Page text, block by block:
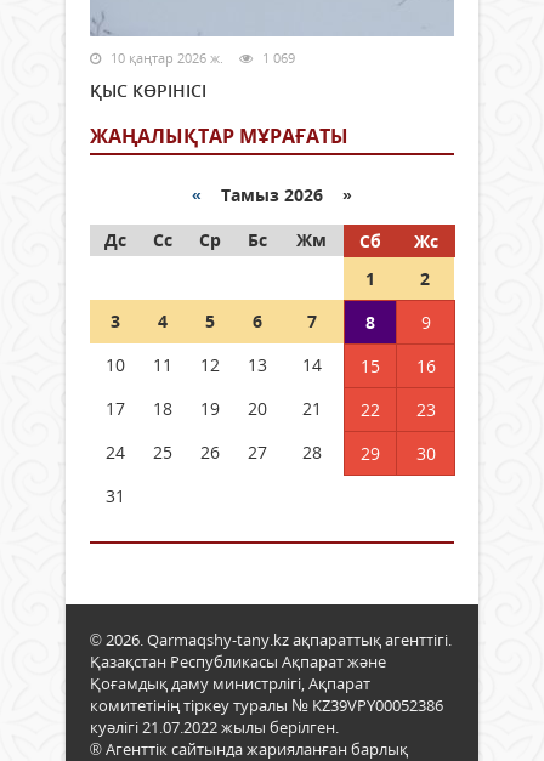
10 қаңтар 2026 ж. 1 069
ҚЫС КӨРІНІСІ
ЖАҢАЛЫҚТАР МҰРАҒАТЫ
« Тамыз 2026 »
Дс
Сс Ср Бс Жм Сб
Жс
1
2
3
4 5 6 7 8
9
10
11 12 13 14 15
16
17
18 19 20 21 22
23
24
25 26 27 28 29
30
31
© 2026. Qarmaqshy-tany.kz ақпараттық агенттігі.
Қазақстан Республикасы Ақпарат және
Қоғамдық даму министрлігі, Ақпарат
комитетінің тіркеу туралы № KZ39VPY00052386
куәлігі 21.07.2022 жылы берілген.
® Агенттік сайтында жарияланған барлық